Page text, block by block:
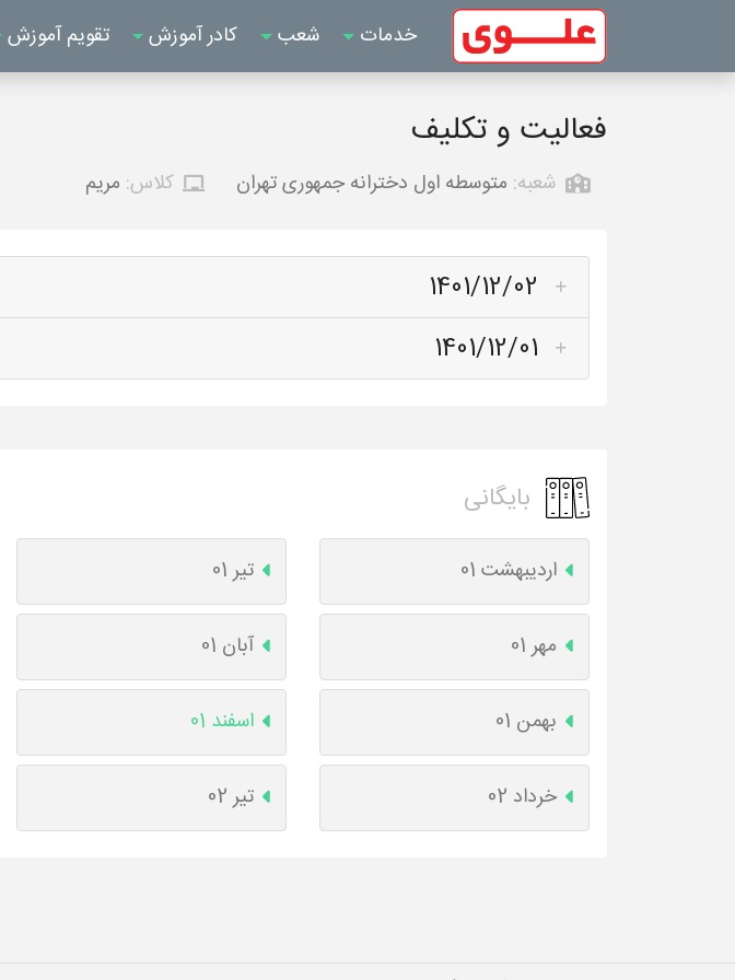
خدمات شعب کادر آموزش تقویم آموزش
فعالیت و تکلیف
شعبه: متوسطه اول دخترانه جمهوری تهران کلاس: مریم
1401/12/02
1401/12/01
بایگانی
اردیبهشت 01 تیر 01
مهر 01 آبان 01
بهمن 01 اسفند 01
خرداد 02 تیر 02